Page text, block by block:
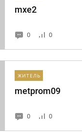
mxe2
0 0
ЖИТЕЛЬ
metprom09
0 0